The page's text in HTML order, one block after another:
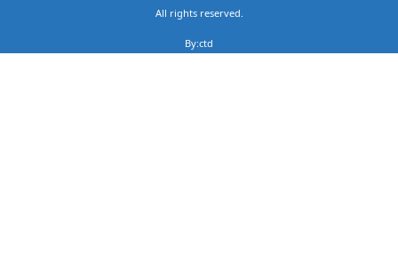
All rights reserved.
By:ctd